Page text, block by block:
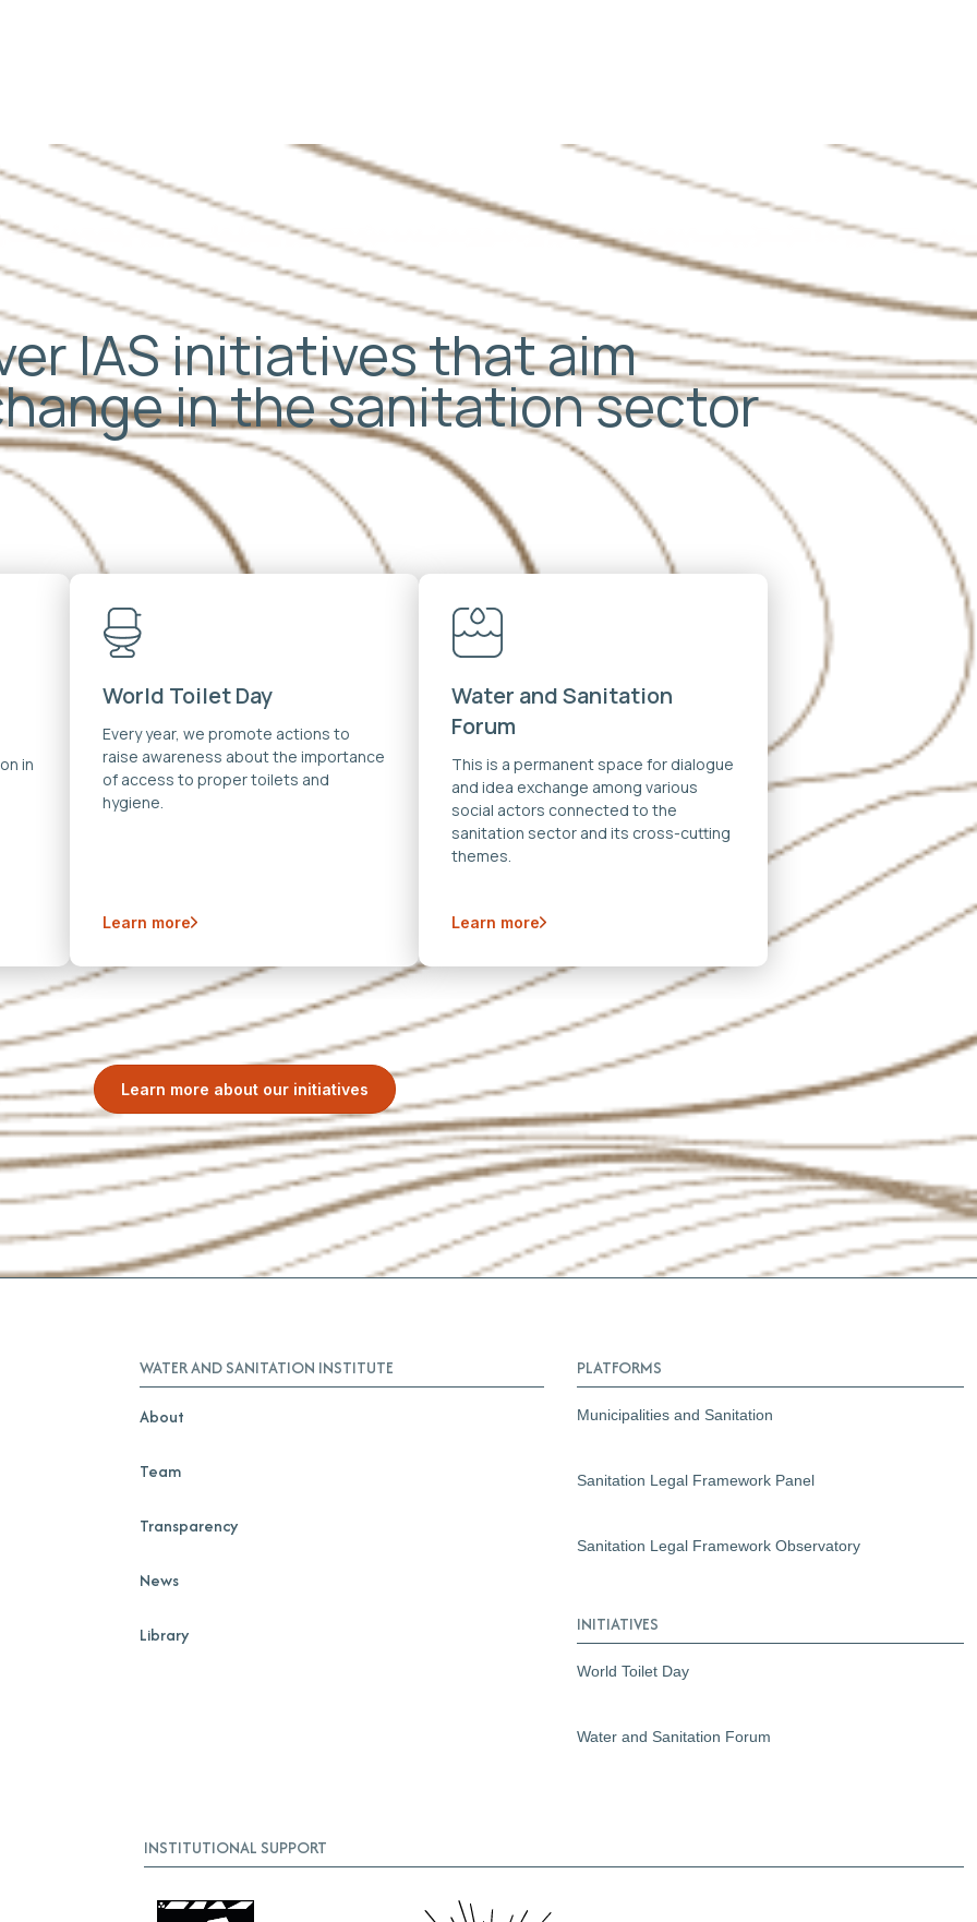
IAS initiatives that aim
in the sanitation sector
in
World Toilet Day
Every year, we promote actions to
raise awareness about the importance
of access to proper toilets and
hygiene.
Learn more
Water and Sanitation
Forum
This is a permanent space for dialogue
and idea exchange among various
social actors connected to the
sanitation sector and its cross-cutting
themes.
Learn more
Learn more about our initiatives
WATER AND SANITATION INSTITUTE
About
Team
Transparency
News
Library
PLATFORMS
Municipalities and Sanitation
Sanitation Legal Framework Panel
Sanitation Legal Framework Observatory
INITIATIVES
World Toilet Day
Water and Sanitation Forum
INSTITUTIONAL SUPPORT